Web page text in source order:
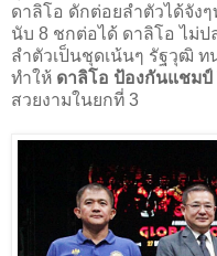
ดาลิโอ ดักต่อยลำตัวได้จัง
นับ 8 ชกต่อได้ ดาลิโอ ไม่
ลำตัวเป็นชุดเน้นๆ รัฐวุฒิ ท
ทำให้ ดาลิโอ ป้องกันแชมป์
สวยงามในยกที่ 3